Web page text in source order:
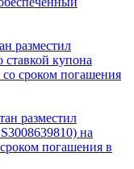
разместил
ставкой купона
сроком погашения
разместил
на
погашения в